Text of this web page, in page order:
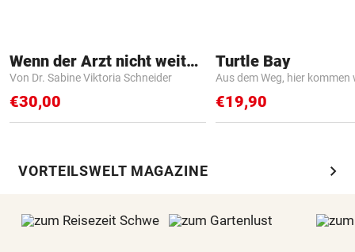
Wenn der Arzt nicht weiter weiß
Von Dr. Sabine Viktoria Schneider
€30,00
Turtle Bay
Aus dem Weg, hier kommen
€19,90
VORTEILSWELT MAGAZINE chevron_right